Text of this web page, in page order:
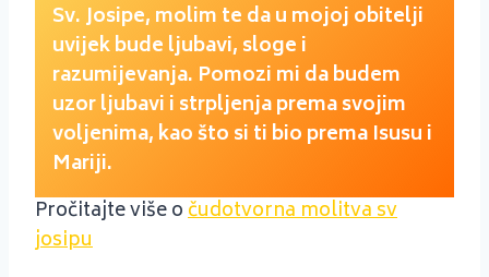
Sv. Josipe, molim te da u mojoj obitelji
uvijek bude ljubavi, sloge i
razumijevanja. Pomozi mi da budem
uzor ljubavi i strpljenja prema svojim
voljenima, kao što si ti bio prema Isusu i
Mariji.
Pročitajte više očudotvorna molitva sv
josipu